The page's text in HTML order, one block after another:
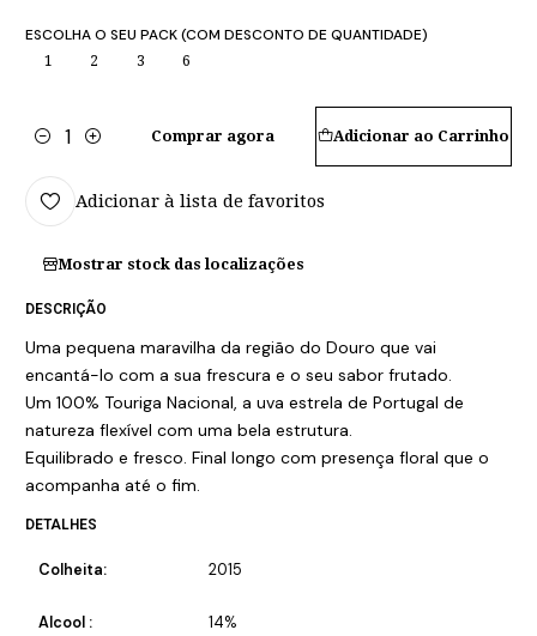
ESCOLHA O SEU PACK (COM DESCONTO DE QUANTIDADE)
1 2 3 6
Quantidade
Adicionar ao Carrinho
Comprar agora
Adicionar à lista de favoritos
Mostrar stock das localizações
DESCRIÇÃO
Uma pequena maravilha da região do Douro que vai
encantá-lo com a sua frescura e o seu sabor frutado.
Um 100% Touriga Nacional, a uva estrela de Portugal de
natureza flexível com uma bela estrutura.
Equilibrado e fresco. Final longo com presença floral que o
acompanha até o fim.
DETALHES
Colheita: 2015
Alcool : 14%